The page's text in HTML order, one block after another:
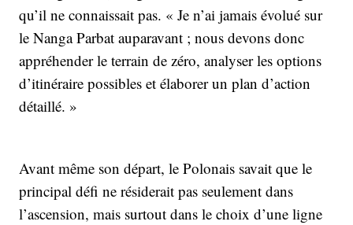
qu’il ne connaissait pas. « Je n’ai jamais évolué sur
le Nanga Parbat auparavant ; nous devons donc
appréhender le terrain de zéro, analyser les options
d’itinéraire possibles et élaborer un plan d’action
détaillé. »
Avant même son départ, le Polonais savait que le
principal défi ne résiderait pas seulement dans
l’ascension, mais surtout dans le choix d’une ligne